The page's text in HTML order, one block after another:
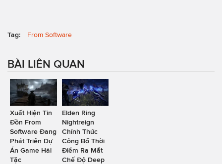
Tag: From Software
BÀI LIÊN QUAN
Xuất Hiện Tin
Đồn From
Software Đang
Phát Triển Dự
Án Game Hải
Tặc
Elden Ring
Nightreign
Chính Thức
Công Bố Thời
Điểm Ra Mắt
Chế Độ Deep